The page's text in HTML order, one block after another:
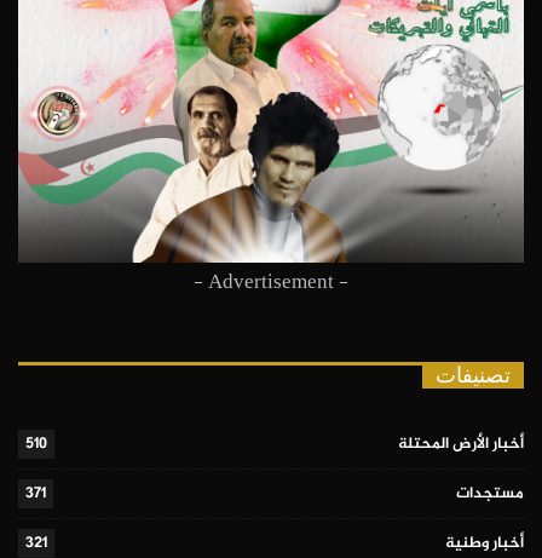
- Advertisement -
تصنيفات
أخبار الأرض المحتلة
510
مستجدات
371
أخبار وطنية
321